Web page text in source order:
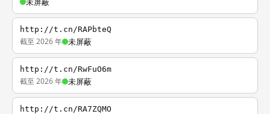
http://t.cn/RAPbteQ
截至 2026 年 未屏蔽
http://t.cn/RwFuO6m
截至 2026 年 未屏蔽
http://t.cn/RA7ZQMO